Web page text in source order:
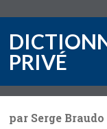
PRIVÉ
par Serge Braudo